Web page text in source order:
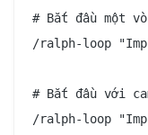
# Bắt đầu một
/ralph-loop
# Bắt đầu với